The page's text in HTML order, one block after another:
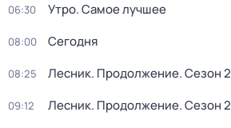
06:30 Утро. Самое лучшее
08:00 Сегодня
08:25 Лесник. Продолжение. Сезон 2
09:12 Лесник. Продолжение. Сезон 2